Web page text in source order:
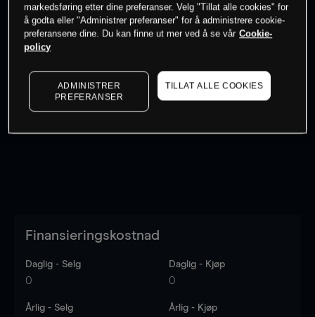
Søk om konto
Kursene er veiledende.Log in
Finansieringskostnad
Daglig - Selg
0
Daglig - Kjøp
0
Årlig - Selg Årlig - Kjøp
markedsføring etter dine preferanser. Velg "Tillat alle cookies" for
å godta eller "Administrer preferanser" for å administrere cookie-
preferansene dine. Du kan finne ut mer ved å se vår Cookie-
policy
ADMINISTRER
PREFERANSER
TILLAT ALLE COOKIES